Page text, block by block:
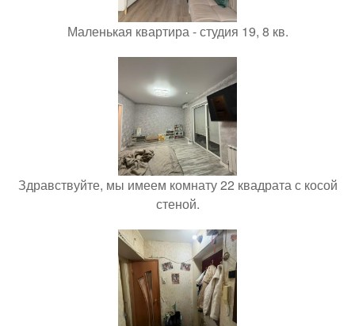
Маленькая квартира - студия 19, 8 кв.
Здравствуйте, мы имеем комнату 22 квадрата с косой
стеной.